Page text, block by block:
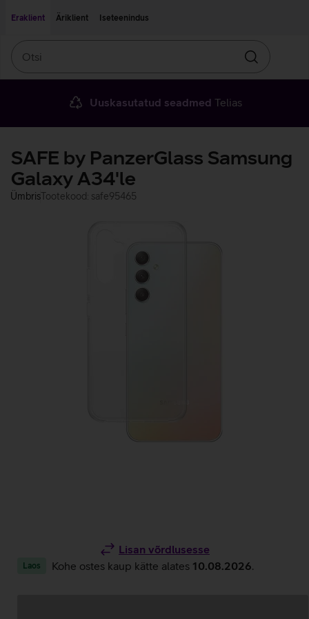
Eraklient
Äriklient Iseteenindus
Otsin
Uuskasutatud seadmed Telias
SAFE by PanzerGlass Samsung
Galaxy A34'le
ÜmbrisTootekood: safe95465
Lisan võrdlusesse
Laos Kohe ostes kaup kätte alates 10.08.2026